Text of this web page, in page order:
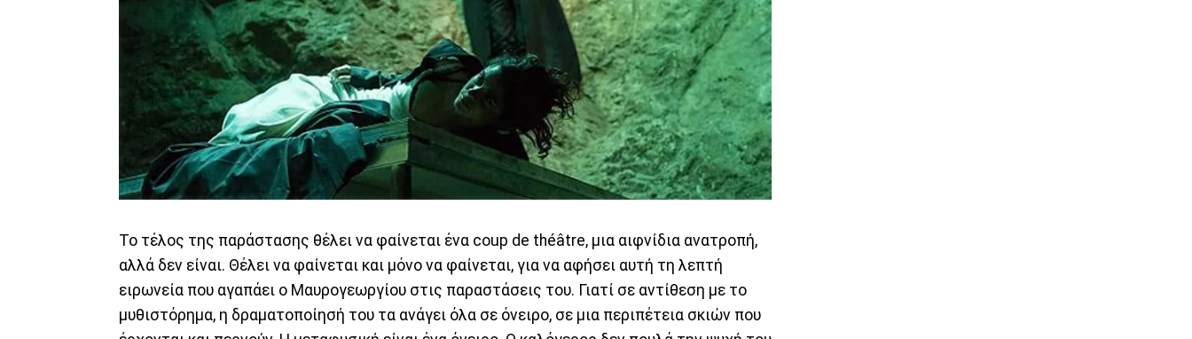
Το τέλος της παράστασης θέλει να φαίνεται ένα coup de théâtre, μια αιφνίδια ανατροπή,
αλλά δεν είναι. Θέλει να φαίνεται και μόνο να φαίνεται, για να αφήσει αυτή τη λεπτή
ειρωνεία που αγαπάει ο Mαυρογεωργίου στις παραστάσεις του. Γιατί σε αντίθεση με το
μυθιστόρημα, η δραματοποίησή του τα ανάγει όλα σε όνειρο, σε μια περιπέτεια σκιών που